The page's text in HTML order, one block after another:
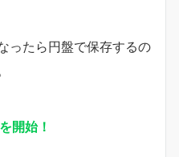
ったら円盤で保存するの
開始！